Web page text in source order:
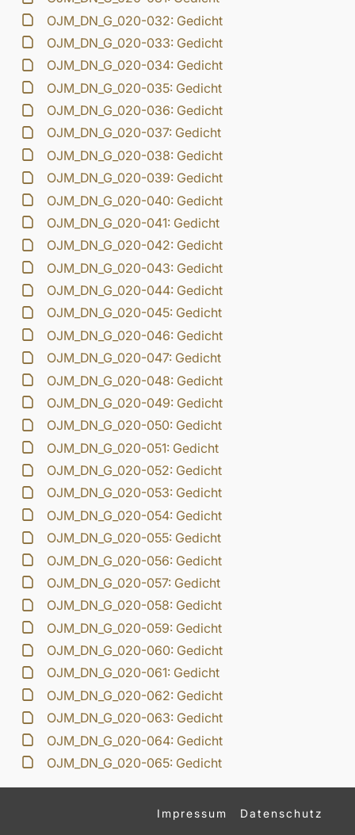
OJM_DN_G_020-032: Gedicht
OJM_DN_G_020-033: Gedicht
OJM_DN_G_020-034: Gedicht
OJM_DN_G_020-035: Gedicht
OJM_DN_G_020-036: Gedicht
OJM_DN_G_020-037: Gedicht
OJM_DN_G_020-038: Gedicht
OJM_DN_G_020-039: Gedicht
OJM_DN_G_020-040: Gedicht
OJM_DN_G_020-041: Gedicht
OJM_DN_G_020-042: Gedicht
OJM_DN_G_020-043: Gedicht
OJM_DN_G_020-044: Gedicht
OJM_DN_G_020-045: Gedicht
OJM_DN_G_020-046: Gedicht
OJM_DN_G_020-047: Gedicht
OJM_DN_G_020-048: Gedicht
OJM_DN_G_020-049: Gedicht
OJM_DN_G_020-050: Gedicht
OJM_DN_G_020-051: Gedicht
OJM_DN_G_020-052: Gedicht
OJM_DN_G_020-053: Gedicht
OJM_DN_G_020-054: Gedicht
OJM_DN_G_020-055: Gedicht
OJM_DN_G_020-056: Gedicht
OJM_DN_G_020-057: Gedicht
OJM_DN_G_020-058: Gedicht
OJM_DN_G_020-059: Gedicht
OJM_DN_G_020-060: Gedicht
OJM_DN_G_020-061: Gedicht
OJM_DN_G_020-062: Gedicht
OJM_DN_G_020-063: Gedicht
OJM_DN_G_020-064: Gedicht
OJM_DN_G_020-065: Gedicht
Impressum Datenschutz